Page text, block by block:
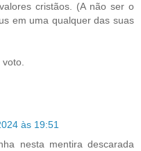
cristãos. (A não ser o
em uma qualquer das suas
às 19:51
nesta mentira descarada